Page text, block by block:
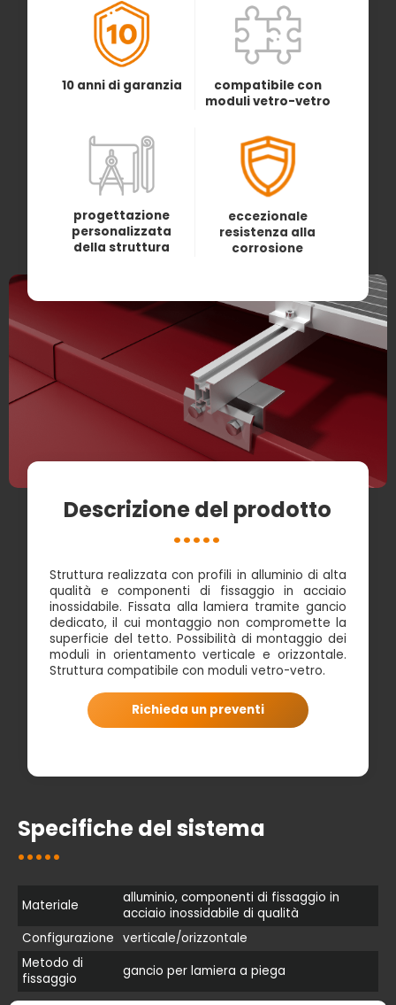
10 anni di garanzia
compatibile con
moduli vetro-vetro
progettazione
personalizzata
della struttura
eccezionale
resistenza alla
corrosione
Descrizione del prodotto
Struttura realizzata con profili in alluminio di alta
qualità e componenti di fissaggio in acciaio
inossidabile. Fissata alla lamiera tramite gancio
dedicato, il cui montaggio non compromette la
superficie del tetto. Possibilità di montaggio dei
moduli in orientamento verticale e orizzontale.
Struttura compatibile con moduli vetro-vetro.
Richieda un preventi
Specifiche del sistema
Materiale
alluminio, componenti di fissaggio in
acciaio inossidabile di qualità
Configurazione verticale/orizzontale
Metodo di
fissaggio
gancio per lamiera a piega